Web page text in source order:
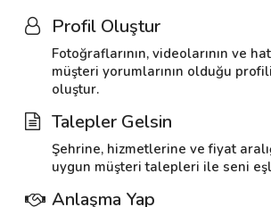
Profil Oluştur
Fotoğraflarının, videolarının ve
müşteri yorumlarının olduğu
oluştur.
Talepler Gelsin
Şehrine, hizmetlerine ve fiyat
uygun müşteri talepleri ile seni
Anlaşma Yap